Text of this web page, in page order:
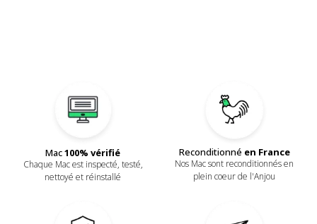
Mac100% vérifié
Chaque Mac est inspecté, testé,
nettoyé et réinstallé
Reconditionné en France
Nos Mac sont reconditionnés en
plein coeur de l'Anjou